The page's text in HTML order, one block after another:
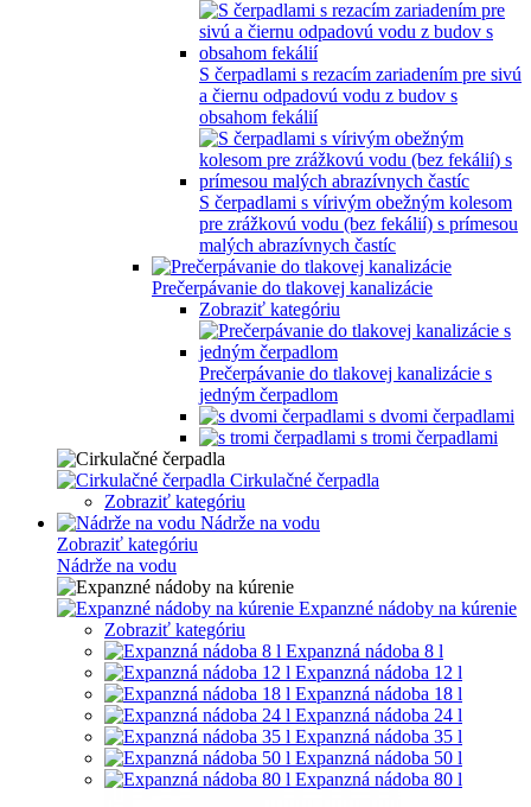
S čerpadlami s rezacím zariadením pre sivú
a čiernu odpadovú vodu z budov s
obsahom fekálií
S čerpadlami s vírivým obežným kolesom
pre zrážkovú vodu (bez fekálií) s prímesou
malých abrazívnych častíc
Prečerpávanie do tlakovej kanalizácie
Zobraziť kategóriu
Prečerpávanie do tlakovej kanalizácie s
jedným čerpadlom
s dvomi čerpadlami
s tromi čerpadlami
Cirkulačné čerpadla
Zobraziť kategóriu
Nádrže na vodu
Zobraziť kategóriu
Nádrže na vodu
Expanzné nádoby na kúrenie
Zobraziť kategóriu
Expanzná nádoba 8 l
Expanzná nádoba 12 l
Expanzná nádoba 18 l
Expanzná nádoba 24 l
Expanzná nádoba 35 l
Expanzná nádoba 50 l
Expanzná nádoba 80 l